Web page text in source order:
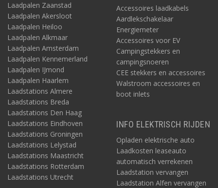
Laadpalen Zaanstad
Laadpalen Akersloot
Laadpalen Heiloo
Laadpalen Alkmaar
Laadpalen Amsterdam
Laadpalen Kennemerland
Laadpalen IJmond
Laadpalen Haarlem
Laadstations Almere
Laadstations Breda
Laadstations Den Haag
Laadstations Eindhoven
Laadstations Groningen
Laadstations Lelystad
Laadstations Maastricht
Laadstations Rotterdam
Laadstations Utrecht
Accessoires laadkabels
Aardlekschakelaar
Energiemeter
Accessoires voor EV
Campingstekkers en
campingsnoeren
CEE stekkers en accessoires
Walstroom accessoires en
boot inlets
INFO ELEKTRISCH RIJDEN
Opladen elektrische auto
Laadkosten leaseauto
automatisch verrekenen
Laadstation vervangen
Laadstation Alfen vervangen